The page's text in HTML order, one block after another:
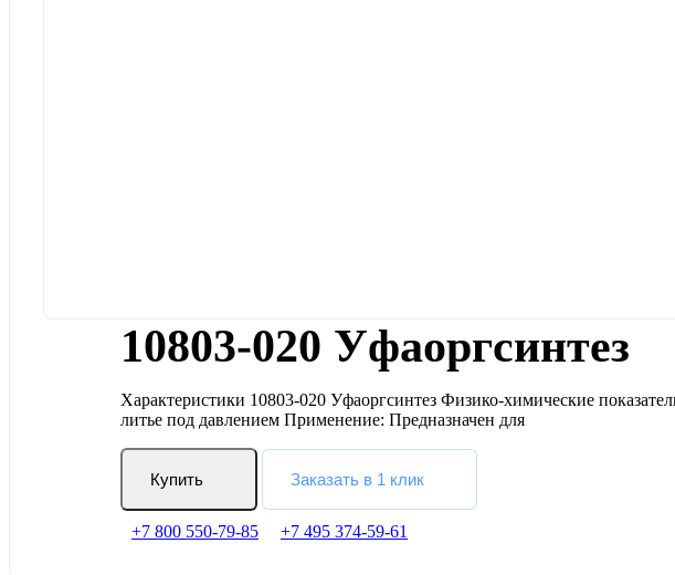
10803-020 Уфаоргсинтез
Характеристики 10803-020 Уфаоргсинтез Физико-химические
литье под давлением Применение: Предназначен для
Купить Заказать в 1 клик
+7 800 550-79-85 +7 495 374-59-61